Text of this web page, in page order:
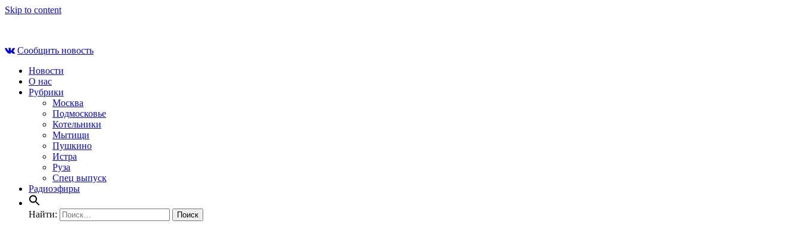
Skip to content
Сообщить новость
Новости
О нас
Рубрики
Москва
Подмосковье
Котельники
Мытищи
Пушкино
Истра
Руза
Спец выпуск
Радиоэфиры
Найти: